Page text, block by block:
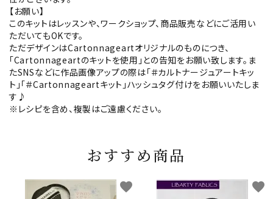
【お願い】
このキットはレッスンや、ワークショップ、商品販売などにご活用い
ただいてもOKです。
ただデザインはCartonnageartオリジナルのものにつき、
「Cartonnageartのキットを使用」との告知をお願い致します。ま
たSNSなどに作品画像アップの際は「＃カルトナージュアートキッ
ト」「＃Cartonnageartキット」ハッシュタグ付けをお願いいたしま
す♪
※レシピを含め、複製はご遠慮ください。
おすすめ商品
favorite favorite